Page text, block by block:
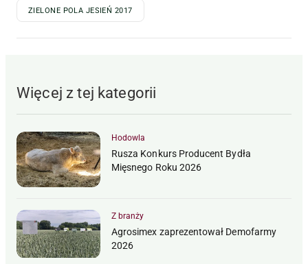
ZIELONE POLA JESIEŃ 2017
Więcej z tej kategorii
Hodowla
Rusza Konkurs Producent Bydła
Mięsnego Roku 2026
Z branży
Agrosimex zaprezentował Demofarmy
2026